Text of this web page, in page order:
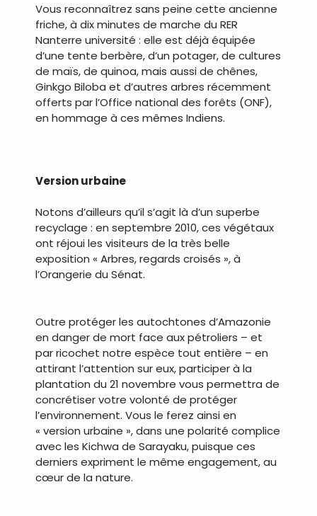
Vous reconnaîtrez sans peine cette ancienne
friche, à dix minutes de marche du RER
Nanterre université : elle est déjà équipée
d’une tente berbère, d’un potager, de cultures
de maïs, de quinoa, mais aussi de chênes,
Ginkgo Biloba et d’autres arbres récemment
offerts par l’Office national des forêts (ONF),
en hommage à ces mêmes Indiens.
Version urbaine
Notons d’ailleurs qu’il s’agit là d’un superbe
recyclage : en septembre 2010, ces végétaux
ont réjoui les visiteurs de la très belle
exposition « Arbres, regards croisés », à
l’Orangerie du Sénat.
Outre protéger les autochtones d’Amazonie
en danger de mort face aux pétroliers – et
par ricochet notre espèce tout entière – en
attirant l’attention sur eux, participer à la
plantation du 21 novembre vous permettra de
concrétiser votre volonté de protéger
l’environnement. Vous le ferez ainsi en
« version urbaine », dans une polarité complice
avec les Kichwa de Sarayaku, puisque ces
derniers expriment le même engagement, au
cœur de la nature.